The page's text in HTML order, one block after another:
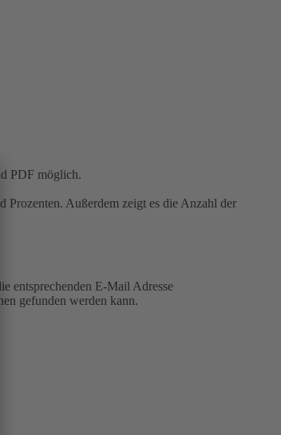
PDF möglich.
Prozenten. Außerdem zeigt es die Anzahl der
entsprechenden E-Mail Adresse
gefunden werden kann.